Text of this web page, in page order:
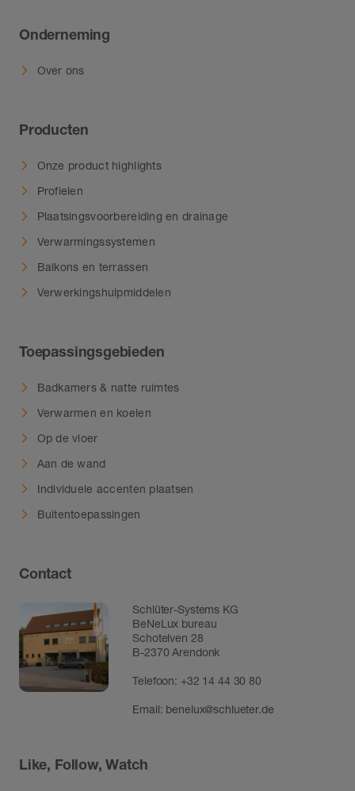
Onderneming
Over ons
Producten
Onze product highlights
Profielen
Plaatsingsvoorbereiding en drainage
Verwarmingssystemen
Balkons en terrassen
Verwerkingshulpmiddelen
Toepassingsgebieden
Badkamers & natte ruimtes
Verwarmen en koelen
Op de vloer
Aan de wand
Individuele accenten plaatsen
Buitentoepassingen
Contact
Schlüter-Systems KG
BeNeLux bureau
Schotelven 28
B-2370 Arendonk
Telefoon: +32 14 44 30 80
Email: benelux@schlueter.de
Like, Follow, Watch